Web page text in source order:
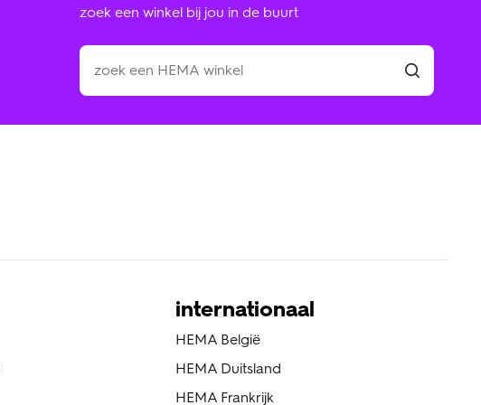
zoek een winkel bij jou in de buurt
internationaal
HEMA België
HEMA Duitsland
HEMA Frankrijk